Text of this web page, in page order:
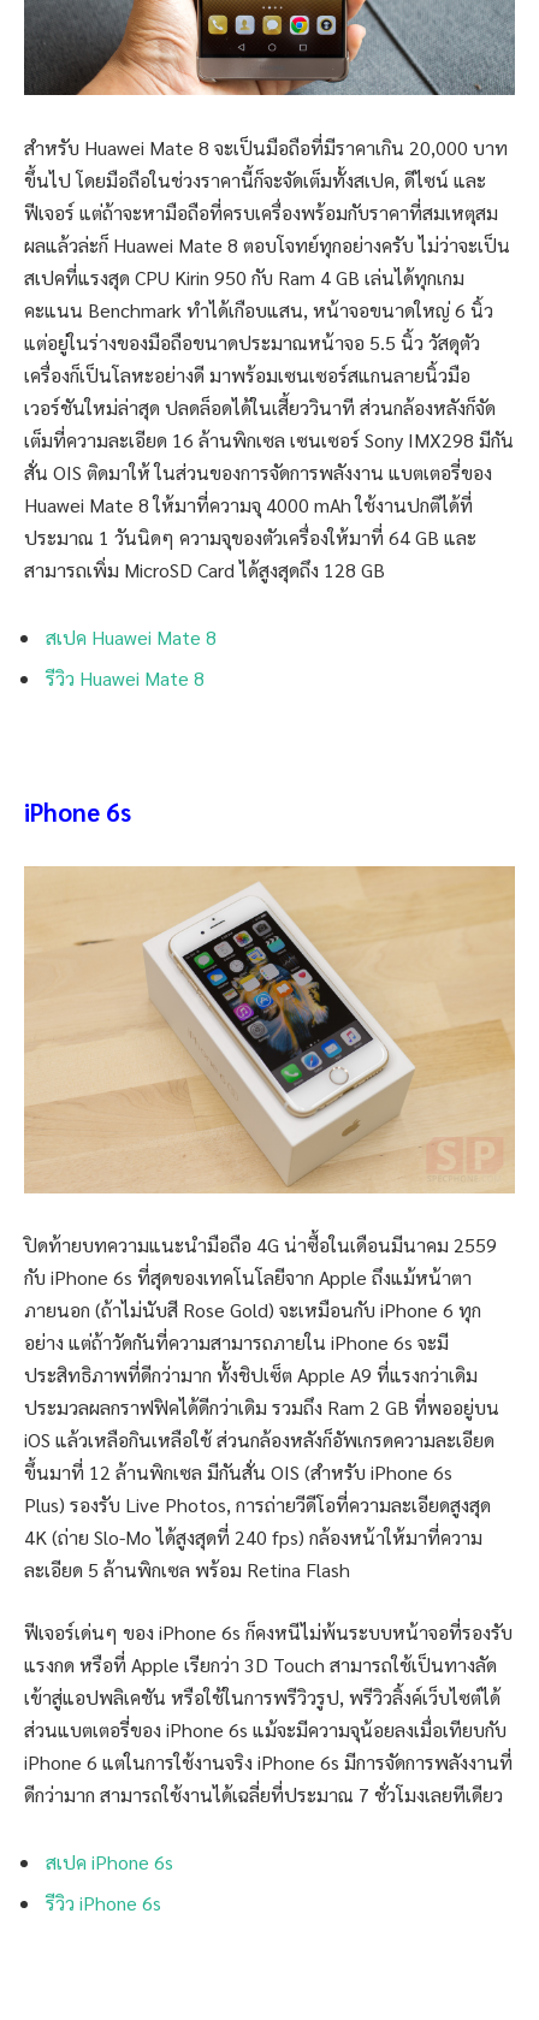
สำหรับ Huawei Mate 8 จะเป็นมือถือที่มีราคาเกิน 20,000 บาท
ขึ้นไป โดยมือถือในช่วงราคานี้ก็จะจัดเต็มทั้งสเปค, ดีไซน์ และ
ฟีเจอร์ แต่ถ้าจะหามือถือที่ครบเครื่องพร้อมกับราคาที่สมเหตุสม
ผลแล้วล่ะก็ Huawei Mate 8 ตอบโจทย์ทุกอย่างครับ ไม่ว่าจะเป็น
สเปคที่แรงสุด CPU Kirin 950 กับ Ram 4 GB เล่นได้ทุกเกม
คะแนน Benchmark ทำได้เกือบแสน, หน้าจอขนาดใหญ่ 6 นิ้ว
แต่อยู่ในร่างของมือถือขนาดประมาณหน้าจอ 5.5 นิ้ว วัสดุตัว
เครื่องก็เป็นโลหะอย่างดี มาพร้อมเซนเซอร์สแกนลายนิ้วมือ
เวอร์ชันใหม่ล่าสุด ปลดล็อดได้ในเสี้ยววินาที ส่วนกล้องหลังก็จัด
เต็มที่ความละเอียด 16 ล้านพิกเซล เซนเซอร์ Sony IMX298 มีกัน
สั่น OIS ติดมาให้ ในส่วนของการจัดการพลังงาน แบตเตอรี่ของ
Huawei Mate 8 ให้มาที่ความจุ 4000 mAh ใช้งานปกติได้ที่
ประมาณ 1 วันนิดๆ ความจุของตัวเครื่องให้มาที่ 64 GB และ
สามารถเพิ่ม MicroSD Card ได้สูงสุดถึง 128 GB
สเปค Huawei Mate 8
รีวิว Huawei Mate 8
iPhone 6s
ปิดท้ายบทความแนะนำมือถือ 4G น่าซื้อในเดือนมีนาคม 2559
กับ iPhone 6s ที่สุดของเทคโนโลยีจาก Apple ถึงแม้หน้าตา
ภายนอก (ถ้าไม่นับสี Rose Gold) จะเหมือนกับ iPhone 6 ทุก
อย่าง แต่ถ้าวัดกันที่ความสามารถภายใน iPhone 6s จะมี
ประสิทธิภาพที่ดีกว่ามาก ทั้งชิปเซ็ต Apple A9 ที่แรงกว่าเดิม
ประมวลผลกราฟฟิคได้ดีกว่าเดิม รวมถึง Ram 2 GB ที่พออยู่บน
iOS แล้วเหลือกินเหลือใช้ ส่วนกล้องหลังก็อัพเกรดความละเอียด
ขึ้นมาที่ 12 ล้านพิกเซล มีกันสั่น OIS (สำหรับ iPhone 6s
Plus) รองรับ Live Photos, การถ่ายวีดีโอที่ความละเอียดสูงสุด
4K (ถ่าย Slo-Mo ได้สูงสุดที่ 240 fps) กล้องหน้าให้มาที่ความ
ละเอียด 5 ล้านพิกเซล พร้อม Retina Flash
ฟีเจอร์เด่นๆ ของ iPhone 6s ก็คงหนีไม่พ้นระบบหน้าจอที่รองรับ
แรงกด หรือที่ Apple เรียกว่า 3D Touch สามารถใช้เป็นทางลัด
เข้าสู่แอปพลิเคชัน หรือใช้ในการพรีวิวรูป, พรีวิวลิ้งค์เว็บไซต์ได้
ส่วนแบตเตอรี่ของ iPhone 6s แม้จะมีความจุน้อยลงเมื่อเทียบกับ
iPhone 6 แต่ในการใช้งานจริง iPhone 6s มีการจัดการพลังงานที่
ดีกว่ามาก สามารถใช้งานได้เฉลี่ยที่ประมาณ 7 ชั่วโมงเลยทีเดียว
สเปค iPhone 6s
รีวิว iPhone 6s